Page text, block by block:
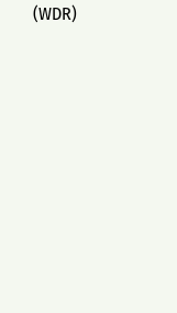
(WDR)